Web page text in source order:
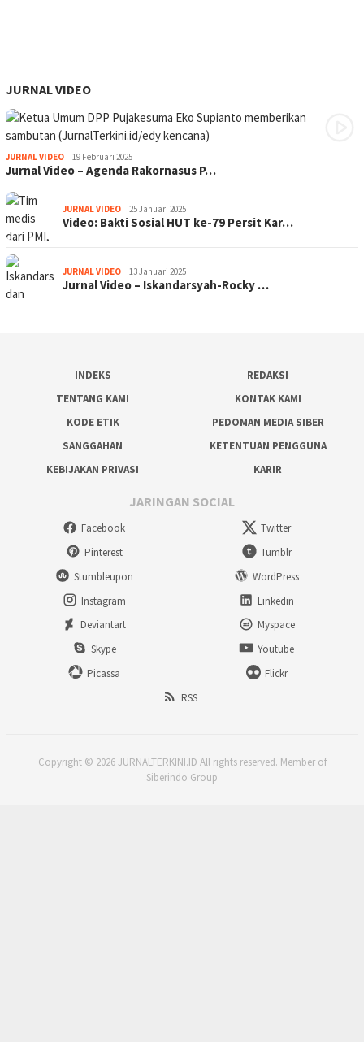
JURNAL VIDEO
JURNAL VIDEO 19 Februari 2025
Jurnal Video – Agenda Rakornasus P…
JURNAL VIDEO 25 Januari 2025
Video: Bakti Sosial HUT ke-79 Persit Kar…
JURNAL VIDEO 13 Januari 2025
Jurnal Video – Iskandarsyah-Rocky …
INDEKS
REDAKSI
TENTANG KAMI
KONTAK KAMI
KODE ETIK
PEDOMAN MEDIA SIBER
SANGGAHAN
KETENTUAN PENGGUNA
KEBIJAKAN PRIVASI
KARIR
JARINGAN SOCIAL
Facebook
Twitter
Pinterest
Tumblr
Stumbleupon
WordPress
Instagram
Linkedin
Deviantart
Myspace
Skype
Youtube
Picassa
Flickr
RSS
Copyright © 2026 JURNALTERKINI.ID All rights reserved. Member of
Siberindo Group